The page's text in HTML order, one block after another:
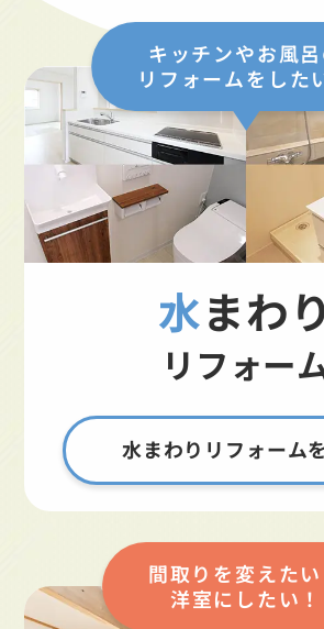
キッチンやお風
リフォームをした
水まわり
リフォー
水まわりリフォーム
間取りを変えたい
洋室にしたい！